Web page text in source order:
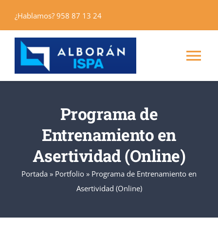
contenido
¿Hablamos? 958 87 13 24
Programa de
Entrenamiento en
Asertividad (Online)
Portada » Portfolio » Programa de Entrenamiento en
Asertividad (Online)